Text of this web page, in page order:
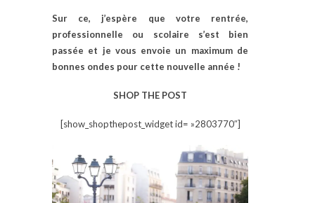
Sur ce, j’espère que votre rentrée,
professionnelle ou scolaire s’est bien
passée et je vous envoie un maximum de
bonnes ondes pour cette nouvelle année !
SHOP THE POST
[show_shopthepost_widget id= »2803770″]